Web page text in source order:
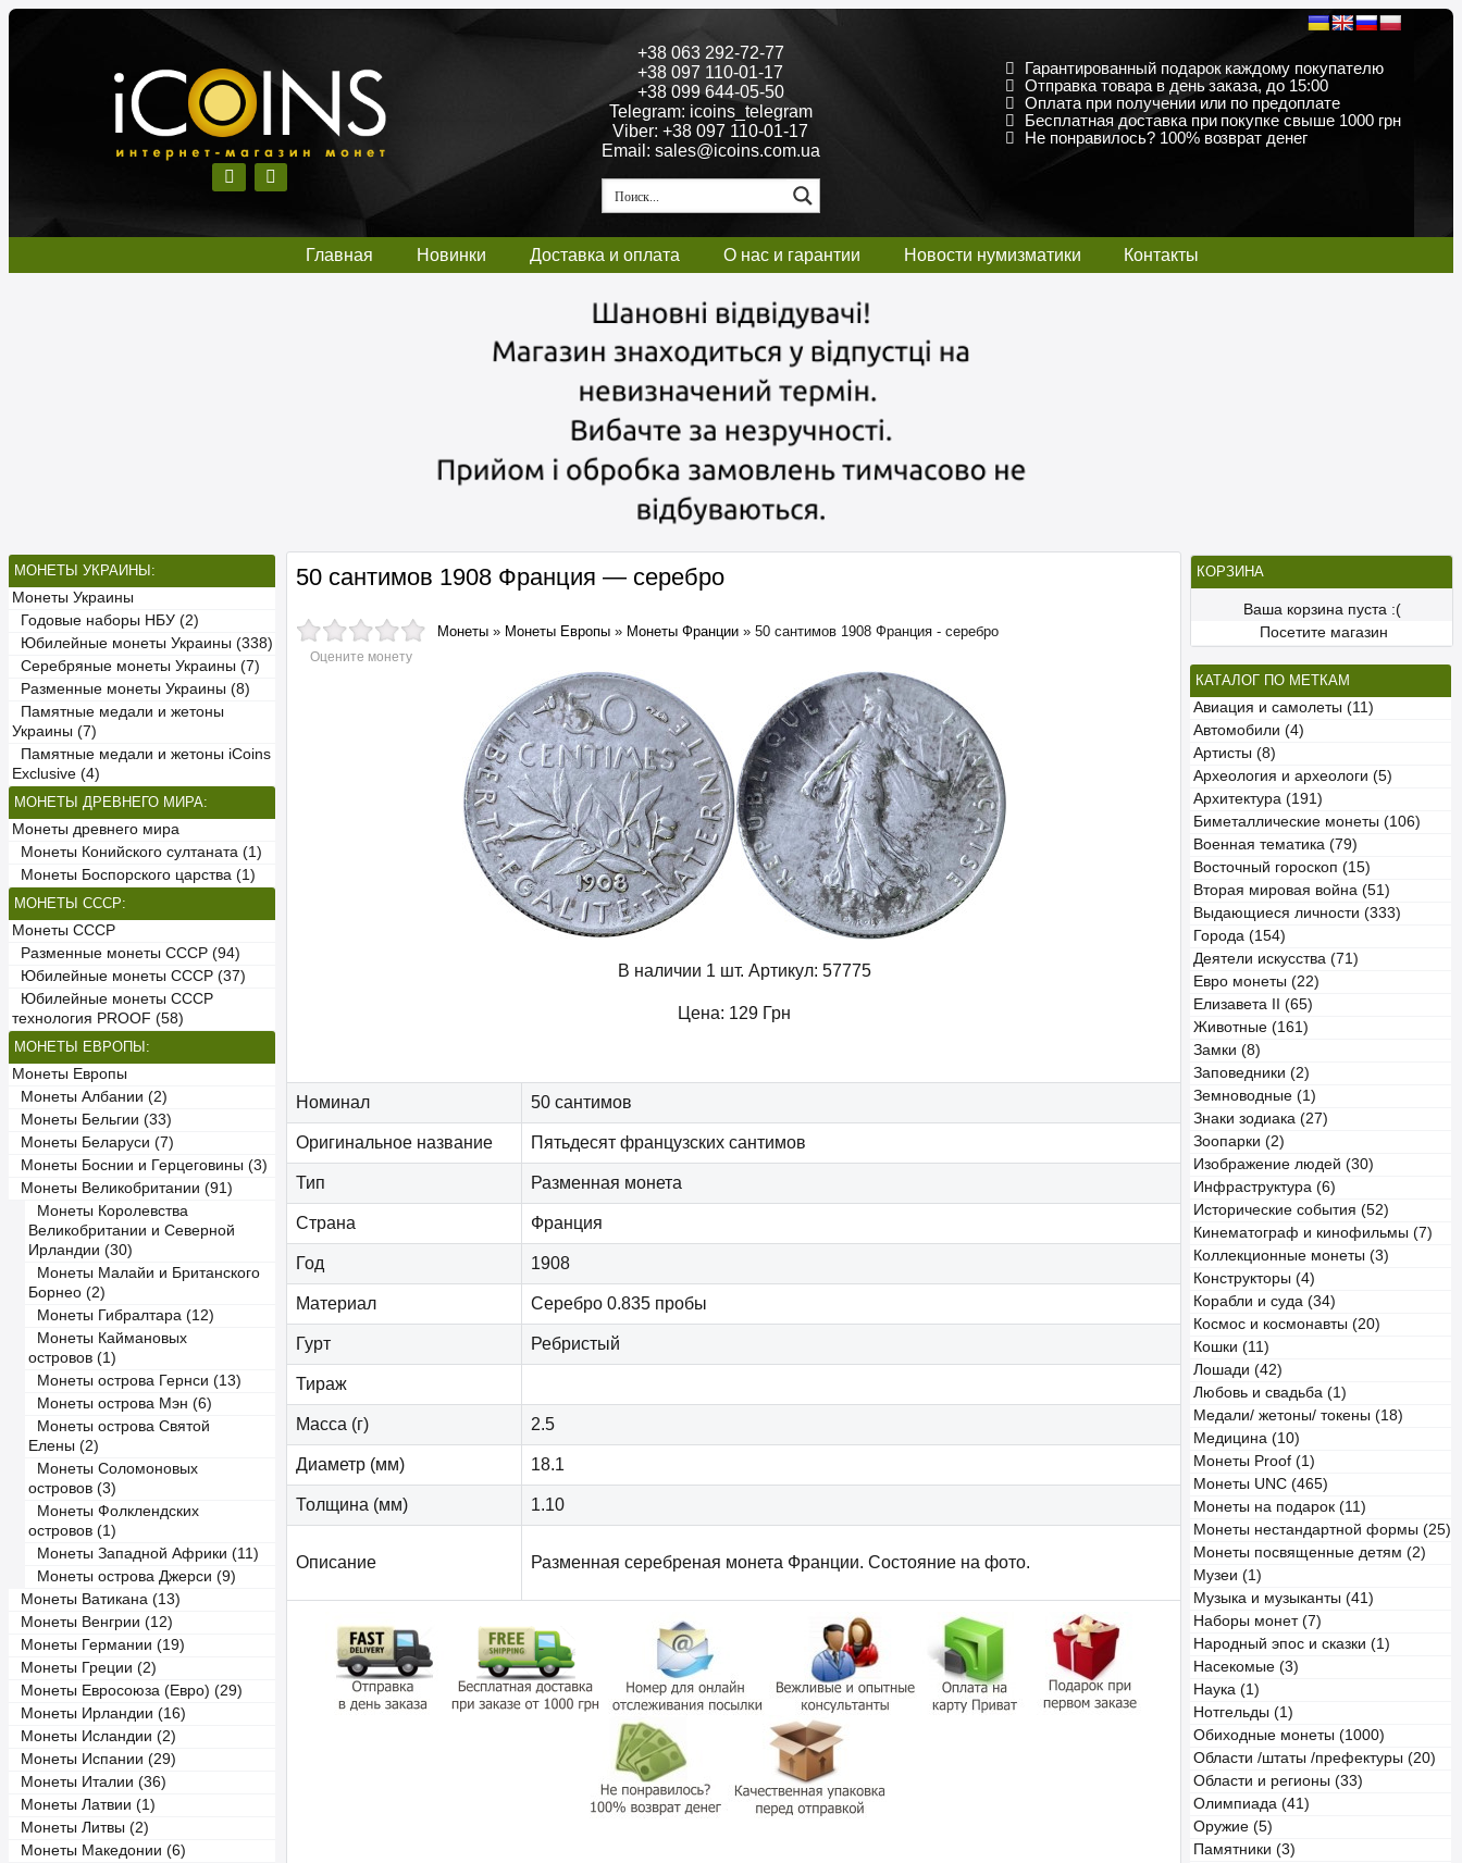
+38 063 292-72-77
+38 097 110-01-17
+38 099 644-05-50
Telegram: icoins_telegram
Viber: +38 097 110-01-17
Email: sales@icoins.com.ua
Гарантированный подарок каждому покупателю
Отправка товара в день заказа, до 15:00
Оплата при получении или по предоплате
Бесплатная доставка при покупке свыше 1000 грн
Не понравилось? 100% возврат денег
Главная Новинки Доставка и оплата О нас и гарантии Новости нумизматики Контакты
МОНЕТЫ УКРАИНЫ:
Монеты Украины
Годовые наборы НБУ (2)
Юбилейные монеты Украины (338)
Серебряные монеты Украины (7)
Разменные монеты Украины (8)
Памятные медали и жетоны
Украины (7)
Памятные медали и жетоны iCoins
Exclusive (4)
МОНЕТЫ ДРЕВНЕГО МИРА:
Монеты древнего мира
Монеты Конийского султаната (1)
Монеты Боспорского царства (1)
МОНЕТЫ СССР:
Монеты СССР
Разменные монеты СССР (94)
Юбилейные монеты СССР (37)
Юбилейные монеты СССР
технология PROOF (58)
МОНЕТЫ ЕВРОПЫ:
Монеты Европы
Монеты Албании (2)
Монеты Бельгии (33)
Монеты Беларуси (7)
Монеты Боснии и Герцеговины (3)
Монеты Великобритании (91)
Монеты Королевства
Великобритании и Северной
Ирландии (30)
Монеты Малайи и Британского
Борнео (2)
Монеты Гибралтара (12)
Монеты Каймановых
островов (1)
Монеты острова Гернси (13)
Монеты острова Мэн (6)
Монеты острова Святой
Елены (2)
Монеты Соломоновых
островов (3)
Монеты Фолклендских
островов (1)
Монеты Западной Африки (11)
Монеты острова Джерси (9)
Монеты Ватикана (13)
Монеты Венгрии (12)
Монеты Германии (19)
Монеты Греции (2)
Монеты Евросоюза (Евро) (29)
Монеты Ирландии (16)
Монеты Исландии (2)
Монеты Испании (29)
Монеты Италии (36)
Монеты Латвии (1)
Монеты Литвы (2)
Монеты Македонии (6)
КОРЗИНА
Ваша корзина пуста :(
Посетите магазин
КАТАЛОГ ПО МЕТКАМ
Авиация и самолеты (11)
Автомобили (4)
Артисты (8)
Археология и археологи (5)
Архитектура (191)
Биметаллические монеты (106)
Военная тематика (79)
Восточный гороскоп (15)
Вторая мировая война (51)
Выдающиеся личности (333)
Города (154)
Деятели искусства (71)
Евро монеты (22)
Елизавета II (65)
Животные (161)
Замки (8)
Заповедники (2)
Земноводные (1)
Знаки зодиака (27)
Зоопарки (2)
Изображение людей (30)
Инфраструктура (6)
Исторические события (52)
Кинематограф и кинофильмы (7)
Коллекционные монеты (3)
Конструкторы (4)
Корабли и суда (34)
Космос и космонавты (20)
Кошки (11)
Лошади (42)
Любовь и свадьба (1)
Медали/ жетоны/ токены (18)
Медицина (10)
Монеты Proof (1)
Монеты UNC (465)
Монеты на подарок (11)
Монеты нестандартной формы (25)
Монеты посвященные детям (2)
Музеи (1)
Музыка и музыканты (41)
Наборы монет (7)
Народный эпос и сказки (1)
Насекомые (3)
Наука (1)
Нотгельды (1)
Обиходные монеты (1000)
Области /штаты /префектуры (20)
Области и регионы (33)
Олимпиада (41)
Оружие (5)
Памятники (3)
50 сантимов 1908 Франция — серебро
Оцените монету
Монеты » Монеты Европы » Монеты Франции » 50 сантимов 1908 Франция - серебро
В наличии 1 шт. Артикул: 57775
Цена: 129 Грн
Номинал 50 сантимов
Оригинальное название Пятьдесят французских сантимов
Тип Разменная монета
Страна Франция
Год 1908
Материал Серебро 0.835 пробы
Гурт Ребристый
Тираж
Масса (г) 2.5
Диаметр (мм) 18.1
Толщина (мм) 1.10
Описание Разменная серебреная монета Франции. Состояние на фото.